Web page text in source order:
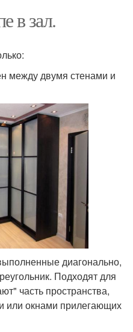
в зал.
между двумя стенами и
диагонально,
Подходят для
часть пространства,
или окнами прилегающих